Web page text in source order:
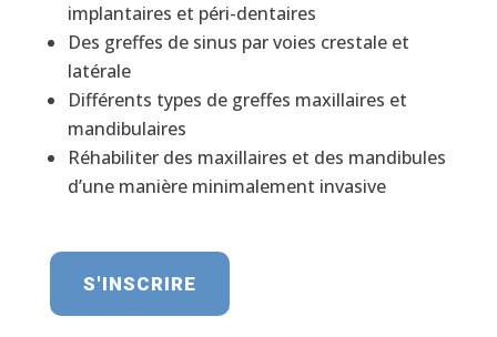
implantaires et péri-dentaires
Des greffes de sinus par voies crestale et
latérale
Différents types de greffes maxillaires et
mandibulaires
Réhabiliter des maxillaires et des mandibules
d’une manière minimalement invasive
S'INSCRIRE